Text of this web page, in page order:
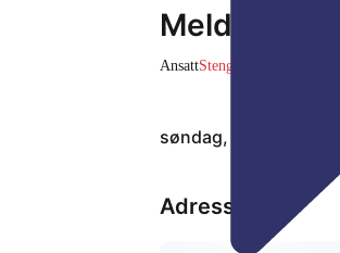
Meldeamt
AnsattStengt
søndag, 09. aug.
Adresse